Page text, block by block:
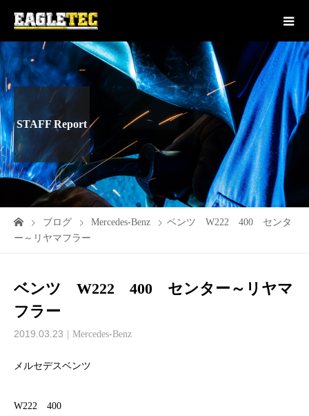
STAFF Report
ブログ Mercedes-Benz
ベンツ W222 400 センタ
ー～リヤマフラー
ベンツ W222 400 センター～リヤマ
フラー
2019.03.23 Mercedes-Benz
メルセデスベンツ
W222 400